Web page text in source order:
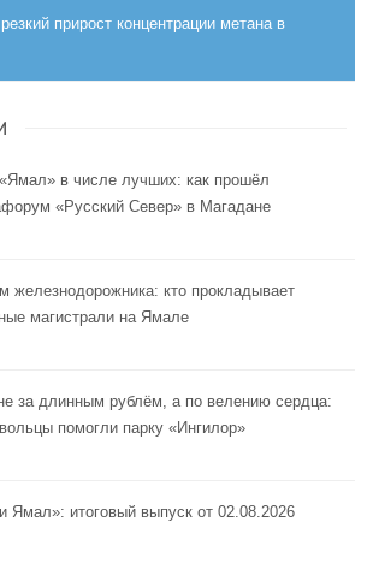
прирост концентрации метана в
в числе лучших: как прошёл
«Русский Север» в Магадане
железнодорожника: кто прокладывает
магистрали на Ямале
за длинным рублём, а по велению сердца:
помогли парку «Ингилор»
Ямал»: итоговый выпуск от 02.08.2026